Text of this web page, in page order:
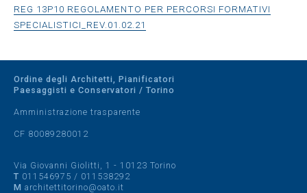
REG 13P10 REGOLAMENTO PER PERCORSI FORMATIVI
SPECIALISTICI_REV.01.02.21
Ordine degli Architetti, Pianificatori
Paesaggisti e Conservatori / Torino
Amministrazione trasparente
CF 80089280012
Via Giovanni Giolitti, 1 - 10123 Torino
T 011546975 / 011538292
M architettitorino@oato.it